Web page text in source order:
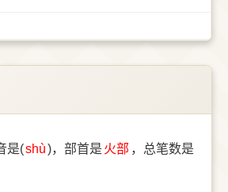
是(shù)，部首是 ⽕部 ，总笔数是